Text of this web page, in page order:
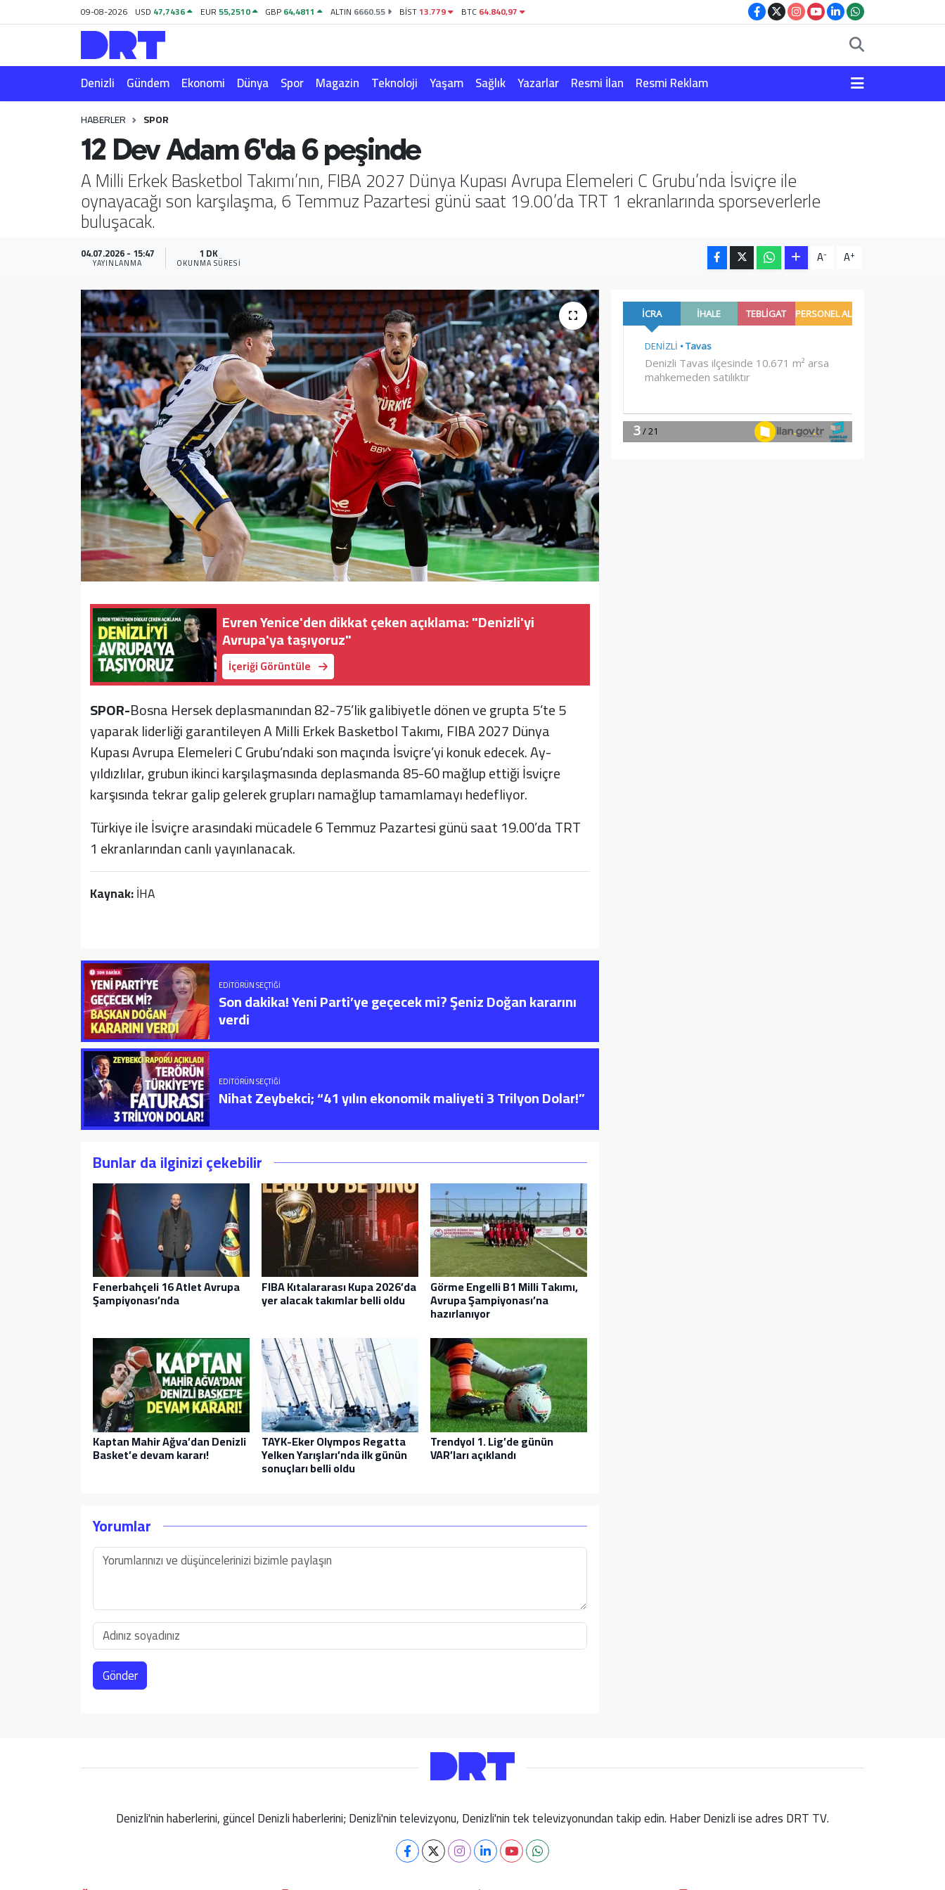
09-08-2026 USD 47,7436 EUR55,2510 GBP64,4811 ALTIN 6660.55 BİST13.779 BTC64.840,97
Denizli Gündem Ekonomi Dünya Spor Magazin Teknoloji Yaşam Sağlık Yazarlar Resmi İlan Resmi Reklam
HABERLER SPOR
12 Dev Adam 6'da 6 peşinde
A Milli Erkek Basketbol Takımı’nın, FIBA 2027 Dünya Kupası Avrupa Elemeleri C Grubu’nda İsviçre ile
oynayacağı son karşılaşma, 6 Temmuz Pazartesi günü saat 19.00’da TRT 1 ekranlarında sporseverlerle
buluşacak.
04.07.2026 - 15:47
YAYINLANMA
1 DK
OKUNMA SÜRESI A- A+
Evren Yenice'den dikkat çeken açıklama: "Denizli'yi
Avrupa'ya taşıyoruz"
İçeriği Görüntüle
SPOR-Bosna Hersek deplasmanından 82-75’lik galibiyetle dönen ve grupta 5’te 5
yaparak liderliği garantileyen A Milli Erkek Basketbol Takımı, FIBA 2027 Dünya
Kupası Avrupa Elemeleri C Grubu’ndaki son maçında İsviçre’yi konuk edecek. Ay-
yıldızlılar, grubun ikinci karşılaşmasında deplasmanda 85-60 mağlup ettiği İsviçre
karşısında tekrar galip gelerek grupları namağlup tamamlamayı hedefliyor.
Türkiye ile İsviçre arasındaki mücadele 6 Temmuz Pazartesi günü saat 19.00’da TRT
1 ekranlarından canlı yayınlanacak.
Kaynak:İHA
EDITÖRÜN SEÇTIĞI
Son dakika! Yeni Parti’ye geçecek mi? Şeniz Doğan kararını
verdi
EDITÖRÜN SEÇTIĞI
Nihat Zeybekci; “41 yılın ekonomik maliyeti 3 Trilyon Dolar!”
Bunlar da ilginizi çekebilir
Fenerbahçeli 16 Atlet Avrupa
Şampiyonası’nda
FIBA Kıtalararası Kupa 2026’da
yer alacak takımlar belli oldu
Görme Engelli B1 Milli Takımı,
Avrupa Şampiyonası’na
hazırlanıyor
Kaptan Mahir Ağva’dan Denizli
Basket’e devam kararı!
TAYK-Eker Olympos Regatta
Yelken Yarışları’nda ilk günün
sonuçları belli oldu
Trendyol 1. Lig’de günün
VAR’ları açıklandı
Yorumlar
Gönder
Denizli'nin haberlerini, güncel Denizli haberlerini; Denizli'nin televizyonu, Denizli'nin tek televizyonundan takip edin. Haber Denizli ise adres DRT TV.
Gündem
Ekonomi
Magazin
Yazarlar
Resmi İlan
Resmi Reklam
Hava Durumu
Trafik Durumu
Puan Durumu ve Fikstür
Tüm Manşetler
Son Dakika Haberleri
Haber Arşivi